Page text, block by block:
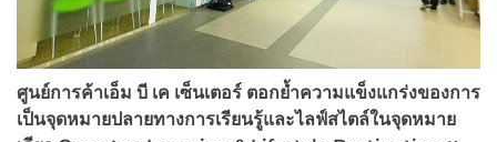
ศูนย์การค้าเอ็ม บี เค เซ็นเตอร์ ตอกย้ำความแข็งแกร่งของการ
เป็นจุดหมายปลายทางการเรียนรู้และไลฟ์สไตล์ในจุดหมาย